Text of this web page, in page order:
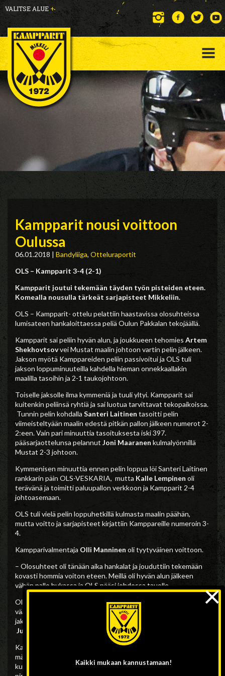
VALITSE ALUE +
Kampparit nousi voittoon
Oulussa
06.01.2018 | Bandyliiga, Otteluraportit
OLS – Kampparit 3-4 (2-1)
Kampparit joutui tekemään täyden työn pisteiden eteen.
Komealla nousulla tärkeät sarjapisteet Mikkeliin.
OLS – Kampparit- ottelu pelattiin haastavissa olosuhteissa
lumisateen hankaloittaessa peliä Oulun Pakkalan tekojäällä.
Kampparit sai peliin hyvän alun, ja joukkueen tehomies Artem
Shekhovtsovvei Mustat maalin johtoon vartin pelin jälkeen.
Jakson myötä Kamppareiden peliin passivoitui ja OLS tuli
jakson loppuminuuteilla kahdella hieman onnekkaallakin
maalilla tasoihin ja 2-1 taukojohtoon.
Toiselle jaksolle ilma kymmeniä ja tuuli yltyi. Kampparit sai
kuitenkin peliinsä ryhtiä ja sai luotua tarvittavat tekopaikoissa.
Tunnin pelin kohdalla Santeri Laitinen tasoitti pelin
viimeisteltyään maalin edestä pitkän pallon jälkeen numerot 2-
2:een. Vain pari minuuttia tasoituksesta iski 397.
pääsarjaottelunsa pelannutJoni Maaranen kulmalyönnillä
Mustat 2-3 johtoon.
Kymmenisen minuuttia ennen pelin loppua löi Santeri Laitinen
rankkarin päin OLS-VESKARIA, mutta Kalle Lempinen oli
terävänä ja toimitti paluupallon verkkoon ja Kampparit 2-4
johtoasemaan.
OLS tuli vielä pelin loppuhetkillä kulmasta maalin päähän,
mutta voitto ja sarjapisteet kirjattiin Kamppareille numeroin 3-
4.
Kampparivalmentaja Olli Manninen oli tyytyväinen voittoon.
– Olosuhteet oli tänään aika hankalat ja jouduttiin tekemään
kovasti hommia voiton eteen. Meillä oli hyvän alun jälkeen
vähän pallo hukassa ja OLS pääsi johdossa tauolle.
Olen tosi tyytyväinen siihen että tultiin tänään takaa ja saatiin
väännettyä voitto hankalasta ottelusta. Pidettiin toisella
jaksolla pää kylmänä ja saatiin tarvittavat osumat tehtyä.
Juuso Tervonen
oli tänään maalissa hyvä.
Kampparit jatkoi ottelun jälkeen matkaansa pohjoiseen, vei
märät pelikamppeensa
kuivumaan ja kohtaa huomenna tänään kotonaan komeat
Kaikki mukaan kannustamaan!
×